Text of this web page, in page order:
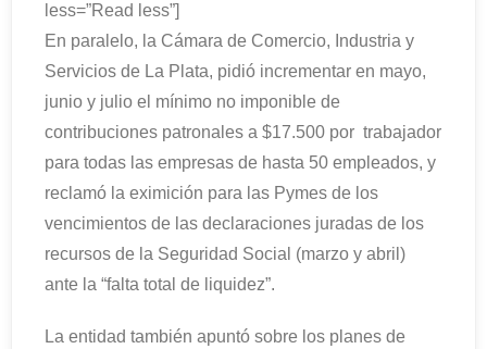
less=”Read less”]
En paralelo, la Cámara de Comercio, Industria y
Servicios de La Plata, pidió incrementar en mayo,
junio y julio el mínimo no imponible de
contribuciones patronales a $17.500 por trabajador
para todas las empresas de hasta 50 empleados, y
reclamó la eximición para las Pymes de los
vencimientos de las declaraciones juradas de los
recursos de la Seguridad Social (marzo y abril)
ante la “falta total de liquidez”.
La entidad también apuntó sobre los planes de